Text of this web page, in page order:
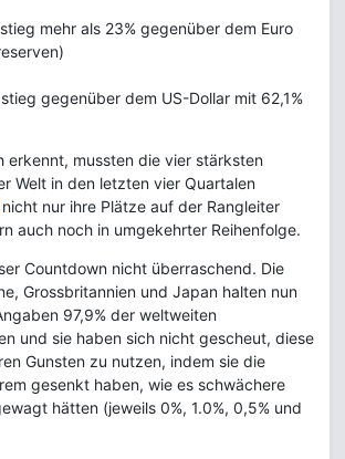
mehr als 23% gegenüber dem Euro
gegenüber dem US-Dollar mit 62,1%
erkennt, mussten die vier stärksten
Welt in den letzten vier Quartalen
nicht nur ihre Plätze auf der Rangleiter
auch noch in umgekehrter Reihenfolge.
Countdown nicht überraschend. Die
Grossbritannien und Japan halten nun
97,9% der weltweiten
und sie haben sich nicht gescheut, diese
Gunsten zu nutzen, indem sie die
gesenkt haben, wie es schwächere
hätten (jeweils 0%, 1.0%, 0,5% und